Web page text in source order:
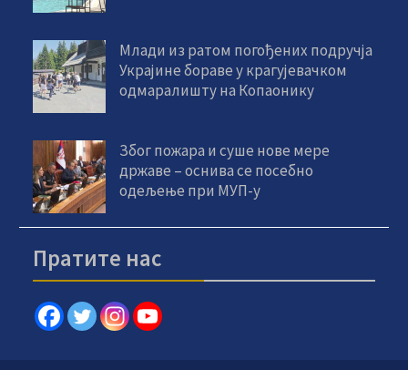
Млади из ратом погођених подручја
Украјине бораве у крагујевачком
одмаралишту на Копаонику
Због пожара и суше нове мере
државе – оснива се посебно
одељење при МУП-у
Пратите нас